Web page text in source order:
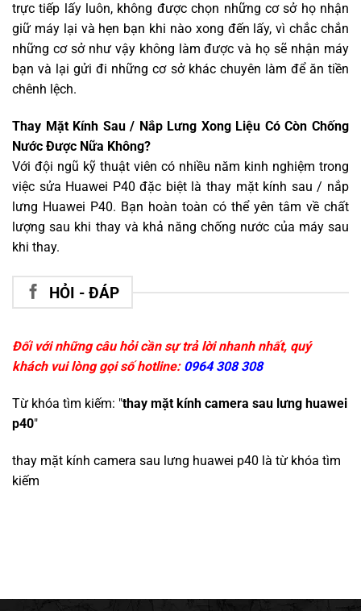
trực tiếp lấy luôn, không được chọn những cơ sở họ nhận
giữ máy lại và hẹn bạn khi nào xong đến lấy, vì chắc chắn
những cơ sở như vậy không làm được và họ sẽ nhận máy
bạn và lại gửi đi những cơ sở khác chuyên làm để ăn tiền
chênh lệch.
Thay Mặt Kính Sau / Nắp Lưng Xong Liệu Có Còn Chống
Nước Được Nữa Không?
Với đội ngũ kỹ thuật viên có nhiều năm kinh nghiệm trong
việc sửa Huawei P40 đặc biệt là thay mặt kính sau / nắp
lưng Huawei P40. Bạn hoàn toàn có thể yên tâm về chất
lượng sau khi thay và khả năng chống nước của máy sau
khi thay.
HỎI - ĐÁP
Đối với những câu hỏi cần sự trả lời nhanh nhất, quý
khách vui lòng gọi số hotline: 0964 308 308
Từ khóa tìm kiếm: "thay mặt kính camera sau lưng huawei
p40"
thay mặt kính camera sau lưng huawei p40 là từ khóa tìm
kiếm